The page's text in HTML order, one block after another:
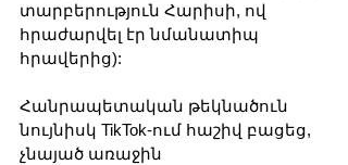
տարբերություն Հարիսի, ով
հրաժարվել էր նմանատիպ
հրավերից):
Հանրապետական թեկնածուն
նույնիսկ TikTok-ում հաշիվ բացեց,
չնայած առաջին